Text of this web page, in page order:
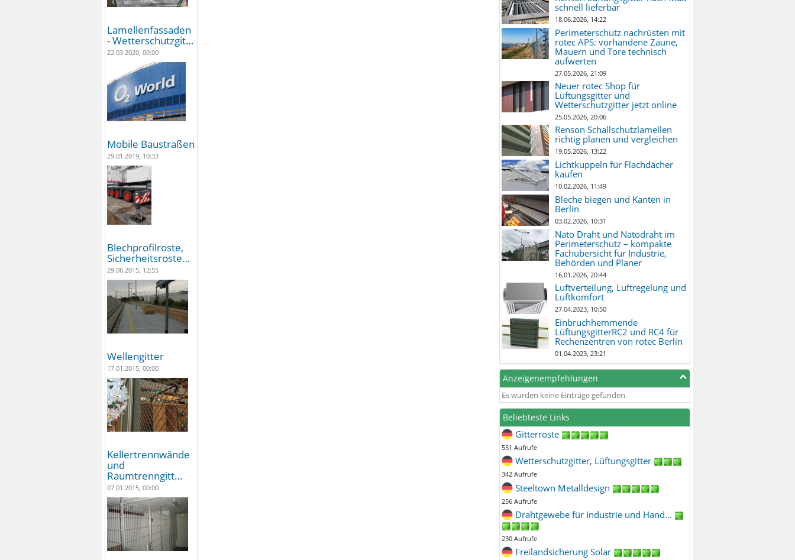
Lamellenfassaden
- Wetterschutzgit…
22.03.2020, 00:00
Mobile Baustraßen
29.01.2019, 10:33
Blechprofilroste,
Sicherheitsroste…
29.06.2015, 12:55
Wellengitter
17.01.2015, 00:00
Kellertrennwände
und
Raumtrenngitt…
07.01.2015, 00:00
schnell lieferbar
18.06.2026, 14:22
Perimeterschutz nachrüsten mit
rotec APS: vorhandene Zäune,
Mauern und Tore technisch
aufwerten
27.05.2026, 21:09
Neuer rotec Shop für
Lüftungsgitter und
Wetterschutzgitter jetzt online
25.05.2026, 20:06
Renson Schallschutzlamellen
richtig planen und vergleichen
19.05.2026, 13:22
Lichtkuppeln für Flachdächer
kaufen
10.02.2026, 11:49
Bleche biegen und Kanten in
Berlin
03.02.2026, 10:31
Nato Draht und Natodraht im
Perimeterschutz – kompakte
Fachübersicht für Industrie,
Behörden und Planer
16.01.2026, 20:44
Luftverteilung, Luftregelung und
Luftkomfort
27.04.2023, 10:50
Einbruchhemmende
LüftungsgitterRC2 und RC4 für
Rechenzentren von rotec Berlin
01.04.2023, 23:21
Anzeigenempfehlungen
Es wurden keine Einträge gefunden.
Beliebteste Links
Gitterroste
551 Aufrufe
Wetterschutzgitter, Lüftungsgitter
342 Aufrufe
Steeltown Metalldesign
256 Aufrufe
Drahtgewebe für Industrie und Hand…
230 Aufrufe
Freilandsicherung Solar